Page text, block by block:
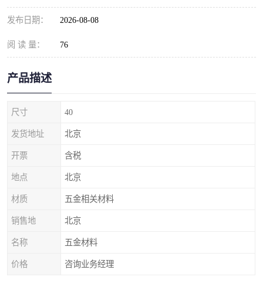
发布日期： 2026-08-08
阅 读 量： 76
产品描述
尺寸 40
发货地址 北京
开票 含税
地点 北京
材质 五金相关材料
销售地 北京
名称 五金材料
价格 咨询业务经理